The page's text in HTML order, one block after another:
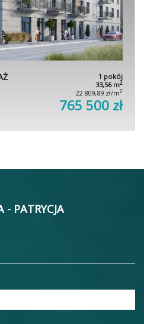
1 pokój
33,56 m2
22 809,89 zł/m2
765 500 zł
- PATRYCJA